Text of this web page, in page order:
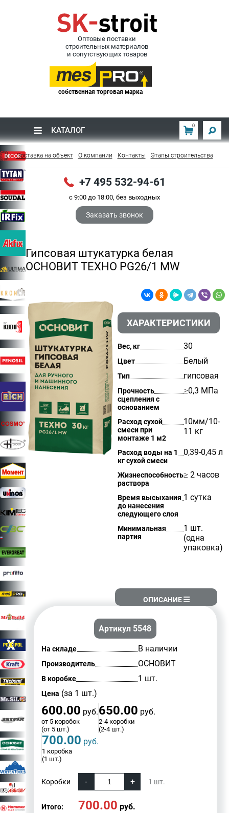
Оптовые поставки
строительных материалов
и сопутствующих товаров
собственная торговая марка
КАТАЛОГ 0
Поставка на объект О компании Контакты Этапы строительства
+7 495 532-94-61
с 9:00 до 18:00, без выходных
Заказать звонок
Гипсовая штукатурка белая
ОСНОВИТ ТЕХНО PG26/1 MW
ХАРАКТЕРИСТИКИ
Вес, кг 30
Цвет Белый
Тип гипсовая
Прочность
сцепления с
основанием
≥0,3 МПа
Расход сухой
смеси при
монтаже 1 м2
10мм/10-
11 кг
Расход воды на 1
кг сухой смеси
0,39-0,45 л
Жизнеспособность
раствора
≥ 2 часов
Время высыхания
до нанесения
следующего слоя
1 сутка
Минимальная
партия
1 шт.
(одна
упаковка)
ОПИСАНИЕ
Артикул 5548
На складе В наличии
Производитель ОСНОВИТ
В коробке 1 шт.
Цена (за 1 шт.)
600.00 руб.
от 5 коробок
(от 5 шт.)
650.00 руб.
2-4 коробки
(2-4 шт.)
700.00 руб.
1 коробка
(1 шт.)
Коробки 1 шт.
Итого: 700.00 руб.